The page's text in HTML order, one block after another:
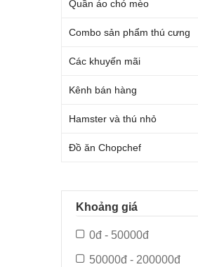
Quần áo chó mèo
Combo sản phẩm thú cưng
Các khuyến mãi
Kênh bán hàng
Hamster và thú nhỏ
Đồ ăn Chopchef
Khoảng giá
0đ - 50000đ
50000đ - 200000đ